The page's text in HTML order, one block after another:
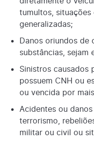
tumultos,
generalizadas;
Danos oriundos de
substâncias, sejam
Sinistros causados
possuem CNH ou
ou vencida por
Acidentes ou
terrorismo,
militar ou civil ou